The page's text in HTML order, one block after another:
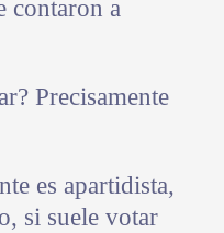
contaron a
Precisamente
es apartidista,
si suele votar